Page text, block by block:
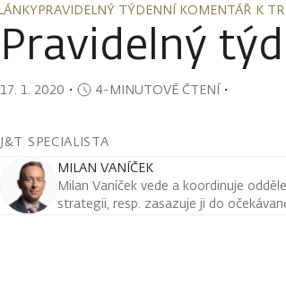
PRAVIDELNÝ TÝDENNÍ KOMENTÁŘ K
Pravidelný
17. 1. 2020 ・ 4-MINUTOVÉ ČTENÍ・
J&T SPECIALISTA
MILAN VANÍČEK
Milan Vaníček vede a koordinuje
strategii, resp. zasazuje ji do